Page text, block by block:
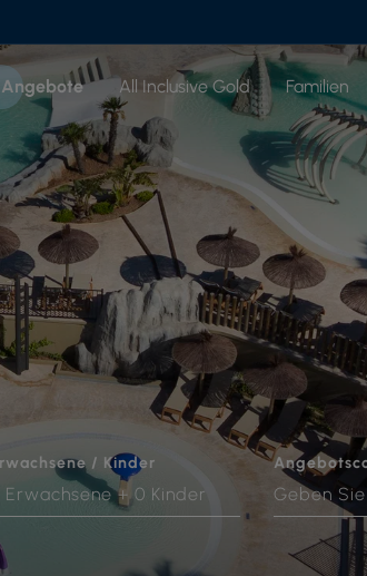
Angebote All Inclusive Gold Familien
/ Kinder
Erwachsene + 0 Kinder